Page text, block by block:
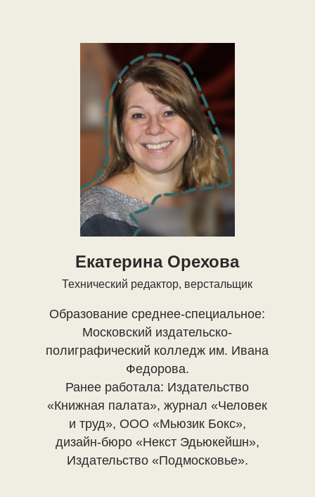
Екатерина Орехова
Технический редактор, верстальщик
Образование среднее-специальное:
Московский издательско-
полиграфический колледж им. Ивана
Федорова.
Ранее работала: Издательство
«Книжная палата», журнал «Человек
и труд», ООО «Мьюзик Бокс»,
дизайн-бюро «Некст Эдьюкейшн»,
Издательство «Подмосковье».